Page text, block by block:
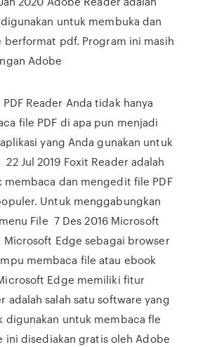
untuk membuka dan
berformat pdf. Program ini masih
Adobe
Reader Anda tidak hanya
file PDF di apa pun menjadi
yang Anda gunakan untuk
Jul 2019 Foxit Reader adalah
membaca dan mengedit file PDF
Untuk menggabungkan
File 7 Des 2016 Microsoft
Microsoft Edge sebagai browser
membaca file atau ebook
Edge memiliki fitur
adalah salah satu software yang
digunakan untuk membaca fle
ini disediakan gratis oleh Adobe